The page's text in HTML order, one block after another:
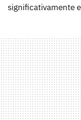
significativamente